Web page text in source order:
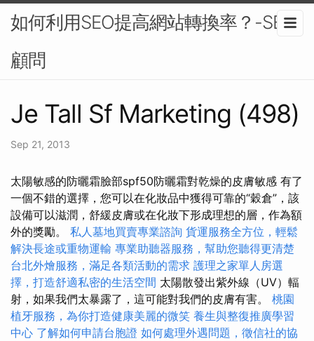
如何利用SEO提高網站轉換率？-SEO
顧問
Je Tall Sf Marketing (498)
Sep 21, 2013
太陽敏感的防曬霜臉部spf50防曬霜對乾燥的皮膚敏感 有了
一個不錯的選擇，您可以在化妝品中獲得可靠的“穀倉”，該
設備可以滋潤，舒緩皮膚或在化妝下形成理想的層，作為額
外的獎勵。 私人墓地買賣專業諮詢 貨運服務全方位，輕鬆
解決長途或重物運輸 專業助聽器服務，幫助您聽得更清楚
台北外燴服務，滿足各類活動的需求 護理之家單人房選
擇，打造舒適私密的生活空間 太陽散發出紫外線（UV）輻
射，如果我們太暴露了，這可能對我們的皮膚有害。 桃園
植牙服務，為你打造健康美麗的微笑 養生與整復推廣學習
中心 了解如何申請台胞證 如何處理外遇問題，徵信社的協